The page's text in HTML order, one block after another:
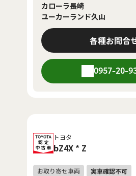
カローラ長崎
ユーカーランド久山
各種お問合
0957-20-
トヨタ
bZ4X * Z